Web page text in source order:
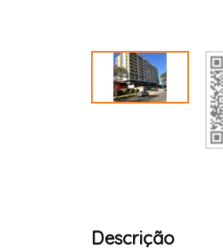
Descrição